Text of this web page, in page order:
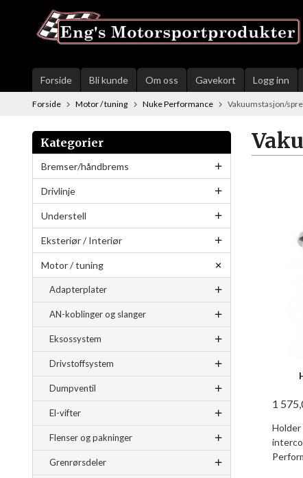
innholdet
Forside Bli kunde Om oss Gavekort Logg inn
Forside Motor / tuning Nuke Performance Vakuumstasjon/
Kategorier
Bremser/håndbrems
Drivlinje
Understell
Eksteriør / Interiør
Motor / tuning
Adapterplater
AN-koblinger og slanger
Eksossystem
Drivstoffsystem
Dumpventil
El-vifter
Flenser og pakninger
Grenrørsdeler
1
Holder